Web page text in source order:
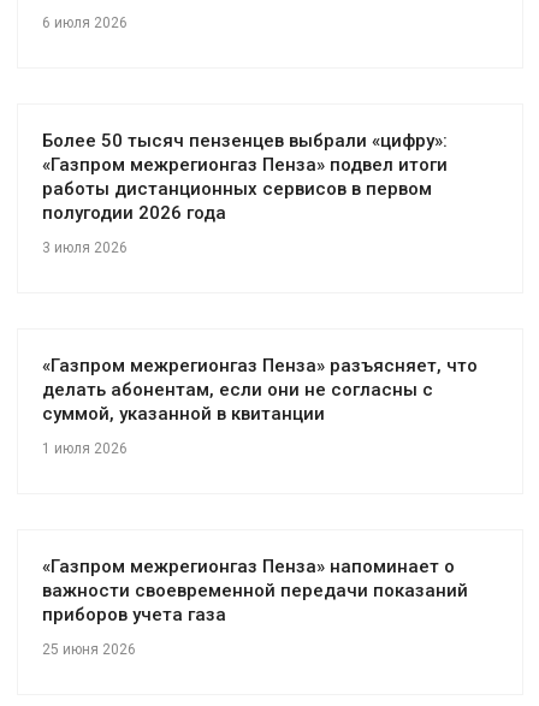
6 июля 2026
Более 50 тысяч пензенцев выбрали «цифру»:
«Газпром межрегионгаз Пенза» подвел итоги
работы дистанционных сервисов в первом
полугодии 2026 года
3 июля 2026
«Газпром межрегионгаз Пенза» разъясняет, что
делать абонентам, если они не согласны с
суммой, указанной в квитанции
1 июля 2026
«Газпром межрегионгаз Пенза» напоминает о
важности своевременной передачи показаний
приборов учета газа
25 июня 2026